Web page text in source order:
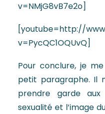
v=NMjG8vB7e2o]
[youtube=http://
v=PycQC1OQUvQ]
Pour conclure, je
petit paragraphe. Il
prendre garde
sexualité et l’image